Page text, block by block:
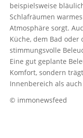
beispielsweise
Schlafräumen
Atmosphäre sorgt.
Küche, dem Bad
stimmungsvolle
Eine gut geplante
Komfort, sondern
Innenbereich als
© immonewsfeed